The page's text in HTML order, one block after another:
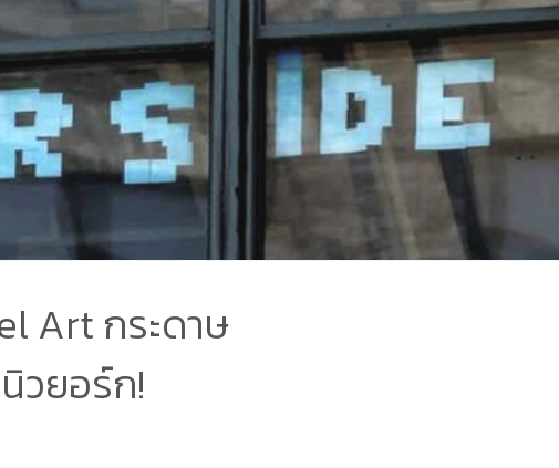
Art กระดาษ
วยอร์ก!